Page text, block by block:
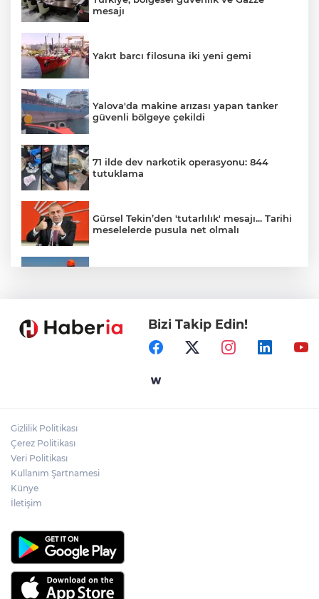
mesajı
Yakıt barcı filosuna iki yeni gemi
Yalova'da makine arızası yapan tanker
güvenli bölgeye çekildi
71 ilde dev narkotik operasyonu: 844
tutuklama
Gürsel Tekin’den 'tutarlılık' mesajı... Tarihi
meselelerde pusula net olmalı
Samsun’da Alaçam'a yeni yaşam alanı
Yapay zekada onlarca uygulamanın
Bizi Takip Edin!
Gizlilik Politikası
Çerez Politikası
Veri Politikası
Kullanım Şartnamesi
Künye
İletişim